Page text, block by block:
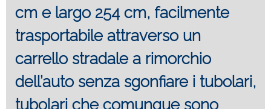
cm e largo 254 cm, facilmente
trasportabile attraverso un
carrello stradale a rimorchio
dell’auto senza sgonfiare i tubolari,
tubolari che comunque sono